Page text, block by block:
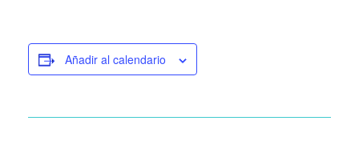
Añadir al calendario